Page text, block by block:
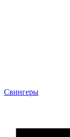
Свингеры